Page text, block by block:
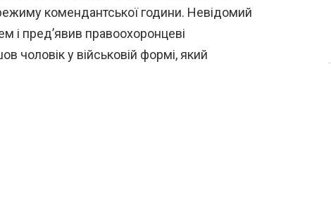
комендантської години. Невідомий
і пред’явив правоохоронцеві
чоловік у військовій формі, який